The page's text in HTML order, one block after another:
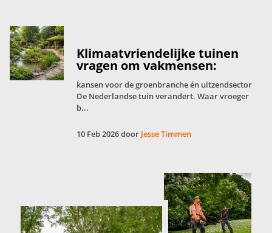
Klimaatvriendelijke tuinen
vragen om vakmensen:
kansen voor de groenbranche én uitzendsector
De Nederlandse tuin verandert. Waar vroeger
b...
10 Feb 2026 door Jesse Timmen